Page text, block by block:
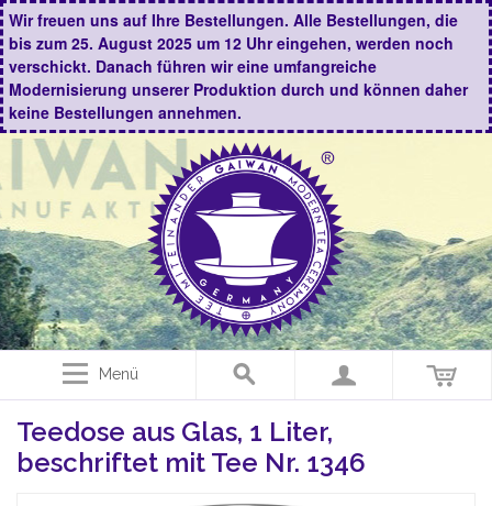
Wir freuen uns auf Ihre Bestellungen. Alle Bestellungen, die
bis zum 25. August 2025 um 12 Uhr eingehen, werden noch
verschickt. Danach führen wir eine umfangreiche
Modernisierung unserer Produktion durch und können daher
keine Bestellungen annehmen.
Menü
Teedose aus Glas, 1 Liter,
beschriftet mit Tee Nr. 1346